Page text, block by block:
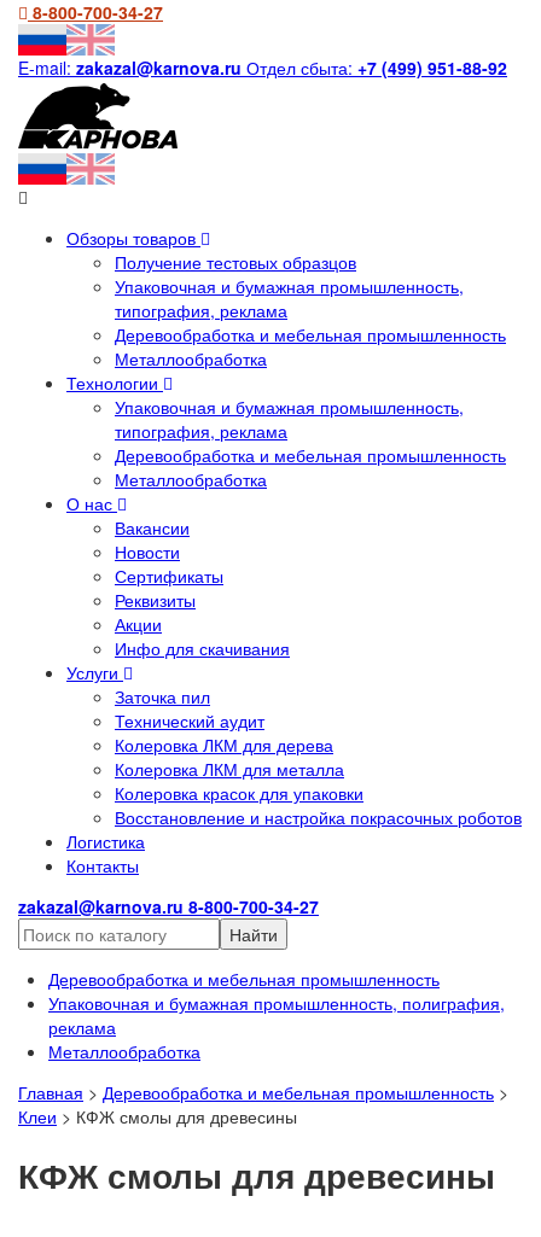
8-800-700-34-27
E-mail: zakazal@karnova.ru Отдел сбыта: +7 (499) 951-88-92
Обзоры товаров
Получение тестовых образцов
Упаковочная и бумажная промышленность,
типография, реклама
Деревообработка и мебельная промышленность
Металлообработка
Технологии
Упаковочная и бумажная промышленность,
типография, реклама
Деревообработка и мебельная промышленность
Металлообработка
О нас
Вакансии
Новости
Сертификаты
Реквизиты
Акции
Инфо для скачивания
Услуги
Заточка пил
Технический аудит
Колеровка ЛКМ для дерева
Колеровка ЛКМ для металла
Колеровка красок для упаковки
Восстановление и настройка покрасочных роботов
Логистика
Контакты
zakazal@karnova.ru 8-800-700-34-27
Найти
Деревообработка и мебельная промышленность
Упаковочная и бумажная промышленность, полиграфия,
реклама
Металлообработка
Главная > Деревообработка и мебельная промышленность >
Клеи > КФЖ смолы для древесины
КФЖ смолы для древесины